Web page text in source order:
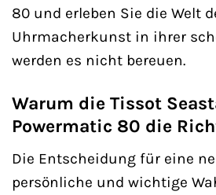
80 und erleben Sie die Welt
Uhrmacherkunst in ihrer
werden es nicht bereuen.
Warum die Tissot
Powermatic 80 die
Die Entscheidung für eine
persönliche und wichtige